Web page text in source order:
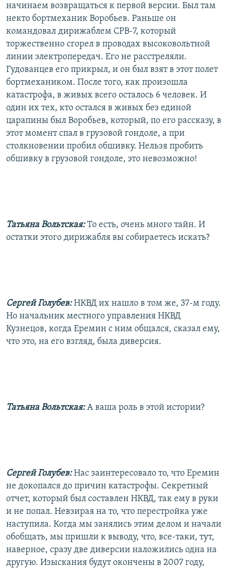
начинаем возвращаться к первой версии. Был там
некто бортмеханик Воробьев. Раньше он
командовал дирижаблем СРВ-7, который
торжественно сгорел в проводах высоковольтной
линии электропередач. Его не расстреляли.
Гудованцев его прикрыл, и он был взят в этот полет
бортмехаником. После того, как произошла
катастрофа, в живых всего осталось 6 человек. И
один их тех, кто остался в живых без единой
царапины был Воробьев, который, по его рассказу, в
этот момент спал в грузовой гондоле, а при
столкновении пробил обшивку. Нельзя пробить
обшивку в грузовой гондоле, это невозможно!
Татьяна Вольтская:То есть, очень много тайн. И
остатки этого дирижабля вы собираетесь искать?
Сергей Голубев:НКВД их нашло в том же, 37-м году.
Но начальник местного управления НКВД
Кузнецов, когда Еремин с ним общался, сказал ему,
что это, на его взгляд, была диверсия.
Татьяна Вольтская:А ваша роль в этой истории?
Сергей Голубев:Нас заинтересовало то, что Еремин
не докопался до причин катастрофы. Секретный
отчет, который был составлен НКВД, так ему в руки
и не попал. Невзирая на то, что перестройка уже
наступила. Когда мы занялись этим делом и начали
обобщать, мы пришли к выводу, что, все-таки, тут,
наверное, сразу две диверсии наложились одна на
другую. Изыскания будут окончены в 2007 году,